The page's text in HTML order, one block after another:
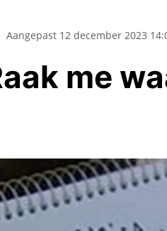
Aangepast 12 december 2023
me